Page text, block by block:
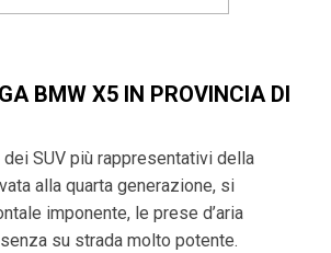
BMW X5 IN PROVINCIA DI
dei SUV più rappresentativi della
alla quarta generazione, si
imponente, le prese d’aria
su strada molto potente.